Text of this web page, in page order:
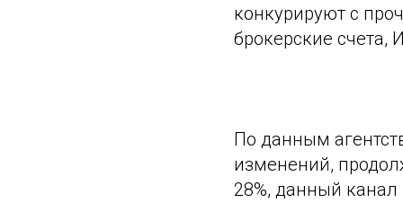
конкурируют с
брокерские счета,
По данным
изменений,
28%, данный